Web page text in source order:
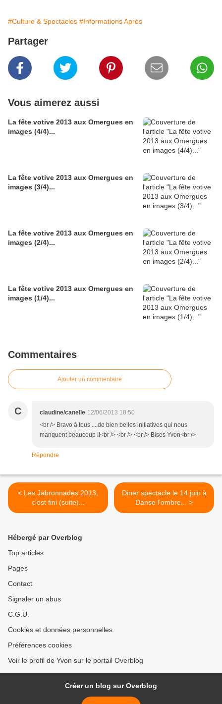
#Culture & Spectacles #Informations Après
Partager
Vous aimerez aussi
La fête votive 2013 aux Omergues en
images (4/4)...
La fête votive 2013 aux Omergues en
images (3/4)...
La fête votive 2013 aux Omergues en
images (2/4)...
La fête votive 2013 aux Omergues en
images (1/4)...
Commentaires
Ajouter un commentaire
C claudine/canelle 12/06/2013 10:50
<br /> Bravo à tous ....de bien belles initiatives qui nous
manquent beaucoup !!<br /> <br /> <br /> Bises Yvon<br />
Répondre
< Les Jabronnades 2013,
c'est fini (suite)...
Diner spectacle le 14 juin à
Danse l'ombre... >
Hébergé par Overblog
Top articles
Pages
Contact
Signaler un abus
C.G.U.
Cookies et données personnelles
Préférences cookies
Voir le profil de Yvon sur le portail Overblog
Créer un blog sur Overblog